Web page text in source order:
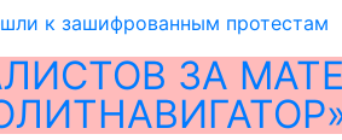
к зашифрованным протестам
ЗА